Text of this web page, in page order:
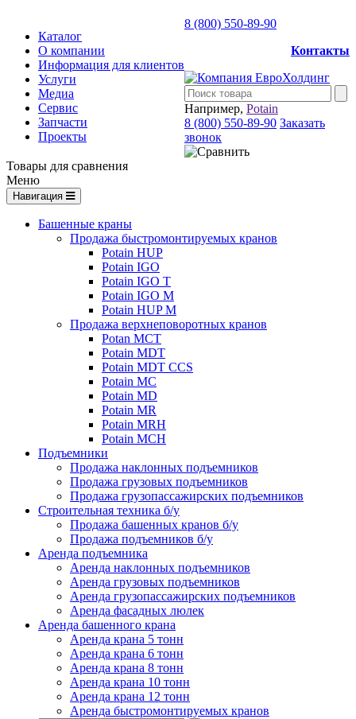
Каталог
О компании
Информация для клиентов
Услуги
Медиа
Сервис
Запчасти
Проекты
8 (800) 550-89-90
Контакты
Например, Potain
8 (800) 550-89-90 Заказать
звонок
Товары для сравнения
Меню
Навигация
Башенные краны
Продажа быстромонтируемых кранов
Potain HUP
Potain IGO
Potain IGO T
Potain IGO M
Potain HUP M
Продажа верхнеповоротных кранов
Potan MCT
Potain MDT
Potain MDT CCS
Potain MC
Potain MD
Potain MR
Potain MRH
Potain MCH
Подъемники
Продажа наклонных подъемников
Продажа грузовых подъемников
Продажа грузопассажирских подъемников
Строительная техника б/у
Продажа башенных кранов б/у
Продажа подъемников б/у
Аренда подъемника
Аренда наклонных подъемников
Аренда грузовых подъемников
Аренда грузопассажирских подъемников
Аренда фасадных люлек
Аренда башенного крана
Аренда крана 5 тонн
Аренда крана 6 тонн
Аренда крана 8 тонн
Аренда крана 10 тонн
Аренда крана 12 тонн
Аренда быстромонтируемых кранов